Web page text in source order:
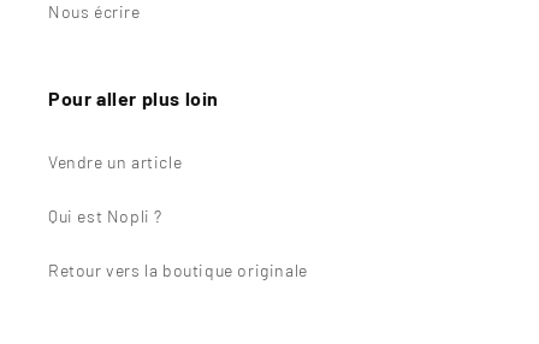
Nous écrire
Pour aller plus loin
Vendre un article
Qui est Nopli ?
Retour vers la boutique originale